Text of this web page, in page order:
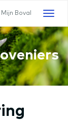
Toggle
Mijn Boval